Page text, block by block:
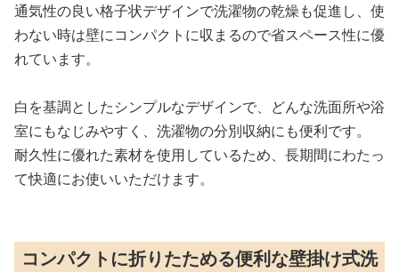
通気性の良い格子状デザインで洗濯物の乾燥も促進し、使
わない時は壁にコンパクトに収まるので省スペース性に優
れています。
白を基調としたシンプルなデザインで、どんな洗面所や浴
室にもなじみやすく、洗濯物の分別収納にも便利です。
耐久性に優れた素材を使用しているため、長期間にわたっ
て快適にお使いいただけます。
コンパクトに折りたためる便利な壁掛け式洗